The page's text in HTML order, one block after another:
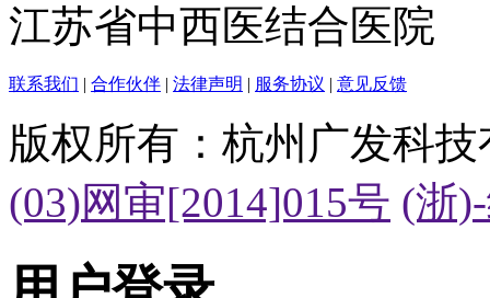
江苏省中西医结合医院
联系我们 | 合作伙伴 | 法律声明 | 服务协议 | 意见反馈
版权所有：杭州广发科
(03)网审[2014]015号 (浙